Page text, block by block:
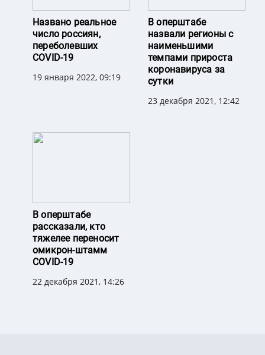
Названо реальное
число россиян,
переболевших
COVID-19
19 января 2022, 09:19
В оперштабе
назвали регионы с
наименьшими
темпами прироста
коронавируса за
сутки
23 декабря 2021, 12:42
В оперштабе
рассказали, кто
тяжелее переносит
омикрон-штамм
COVID-19
22 декабря 2021, 14:26